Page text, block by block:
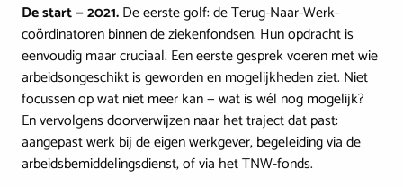
De start — 2021.De eerste golf: de Terug-Naar-Werk-
coördinatoren binnen de ziekenfondsen. Hun opdracht is
eenvoudig maar cruciaal. Een eerste gesprek voeren met wie
arbeidsongeschikt is geworden en mogelijkheden ziet. Niet
focussen op wat niet meer kan — wat is wél nog mogelijk?
En vervolgens doorverwijzen naar het traject dat past:
aangepast werk bij de eigen werkgever, begeleiding via de
arbeidsbemiddelingsdienst, of via het TNW-fonds.